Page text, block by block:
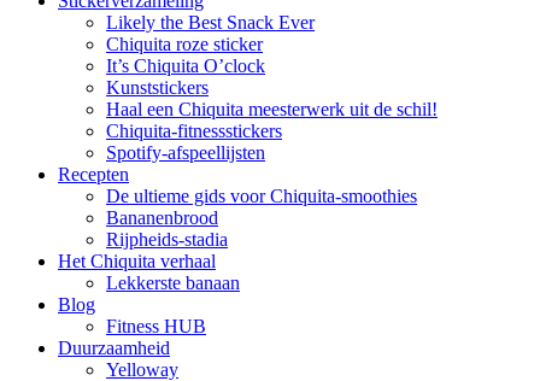
Likely the Best Snack Ever
Chiquita roze sticker
It’s Chiquita O’clock
Kunststickers
Haal een Chiquita meesterwerk uit de schil!
Chiquita-fitnessstickers
Spotify-afspeellijsten
Recepten
De ultieme gids voor Chiquita-smoothies
Bananenbrood
Rijpheids-stadia
Het Chiquita verhaal
Lekkerste banaan
Blog
Fitness HUB
Duurzaamheid
Yelloway